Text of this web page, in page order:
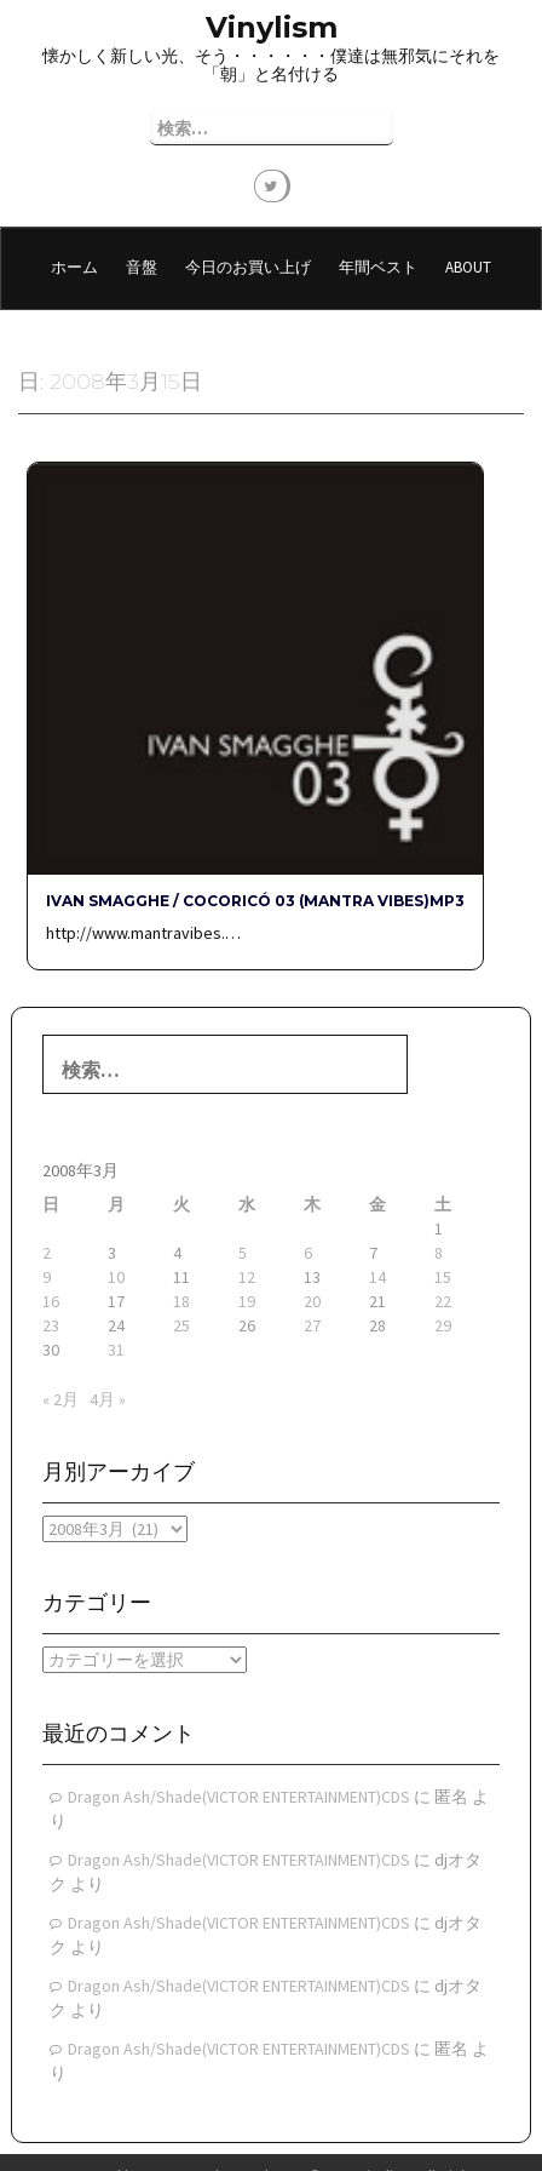
プ
Vinylism
懐かしく新しい光、そう・・・・・・僕達は無邪気にそれを
「朝」と名付ける
検
索:
ホーム 音盤 今日のお買い上げ 年間ベスト ABOUT
日: 2008年3月15日
IVAN SMAGGHE / COCORICÓ 03 (MANTRA VIBES)MP3
http://www.mantravibes.…
索:
2008年3月
日
月 火 水 木 金
土
1
2
3 4 5 6 7
8
9
10 11 12 13 14
15
16
17 18 19 20 21
22
23
24 25 26 27 28
29
30
31
« 2月 4月 »
月別アーカイブ
月
ー
イ
ブ
カテゴリー
カ
リ
最近のコメント
Dragon Ash/Shade(VICTOR ENTERTAINMENT)CDS に 匿名 よ
り
Dragon Ash/Shade(VICTOR ENTERTAINMENT)CDS に djオタ
ク より
Dragon Ash/Shade(VICTOR ENTERTAINMENT)CDS に djオタ
ク より
Dragon Ash/Shade(VICTOR ENTERTAINMENT)CDS に djオタ
ク より
Dragon Ash/Shade(VICTOR ENTERTAINMENT)CDS に 匿名 よ
り